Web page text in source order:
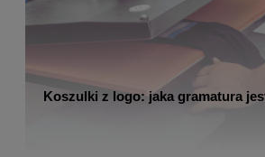
Koszulki z logo: jaka gramatura